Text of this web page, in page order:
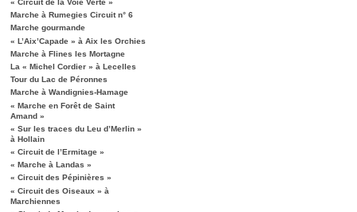
« Circuit de la Voie Verte »
Marche à Rumegies Circuit n° 6
Marche gourmande
« L’Aix’Capade » à Aix les Orchies
Marche à Flines les Mortagne
La « Michel Cordier » à Lecelles
Tour du Lac de Péronnes
Marche à Wandignies-Hamage
« Marche en Forêt de Saint
Amand »
« Sur les traces du Leu d’Merlin »
à Hollain
« Circuit de l’Ermitage »
« Marche à Landas »
« Circuit des Pépinières »
« Circuit des Oiseaux » à
Marchiennes